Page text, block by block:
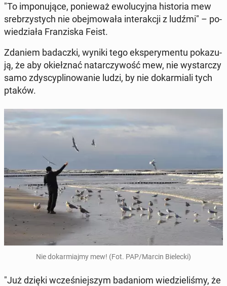
"To im­po­nu­ją­ce, po­nie­waż ewo­lu­cyj­na hi­sto­ria mew
sre­brzy­stych nie obej­mo­wa­ła in­te­rak­cji z ludźmi" – po­
wie­dzia­ła Fran­zi­ska Feist.
Zdaniem ba­dacz­ki, wyniki tego eks­pe­ry­men­tu po­ka­zu­
ją, że aby okieł­znać na­tar­czy­wość mew, nie wy­star­czy
samo zdy­scy­pli­no­wa­nie ludzi, by nie do­kar­mia­li tych
ptaków.
Nie do­kar­miaj­my mew! (Fot. PAP/Marcin Bie­lec­ki)
"Już dzięki wcze­śniej­szym ba­da­niom wie­dzie­li­śmy, że